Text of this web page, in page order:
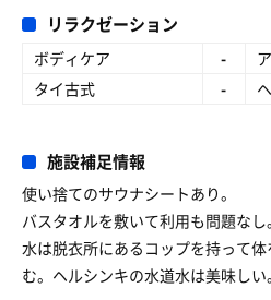
リラクゼーション
ボディケア -
タイ古式
-
施設補足情報
使い捨てのサウナシートあり。
バスタオルを敷いて利用も問題なし。
水は脱衣所にあるコップを持って
む。ヘルシンキの水道水は美味しい。